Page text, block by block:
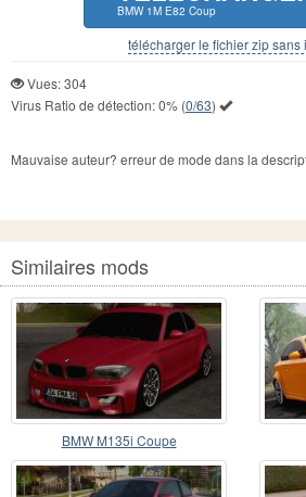
BMW 1M E82 Coup
télécharger le fichier zip sans
Vues: 304
Virus Ratio de détection:0% (0/63)
Mauvaise auteur? erreur de mode dans la
Similaires mods
BMW M135i Coupe